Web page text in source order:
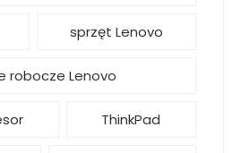
sprzęt Lenovo
robocze Lenovo
ThinkPad